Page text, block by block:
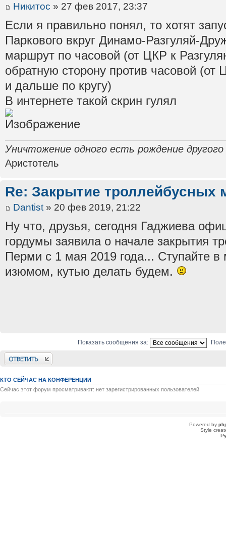
Никитос » 27 фев 2017, 23:37
Если я правильно понял, то хотят
Паркового вкруг Динамо-Разгуляй-
маршрут по часовой (от ЦКР к
обратную сторону против часовой
и дальше по кругу)
В интернете такой скрин гулял
Уничтожение одного есть рождение другого
Аристотель
Re: Закрытие троллейбусных
Dantist » 20 фев 2019, 21:22
Ну что, друзья, сегодня Гаджиева
гордумы заявила о начале закрытия
Перми с 1 мая 2019 года... Ступайте в
изюмом, кутью делать будем.
Показать сообщения за:
Ответить
КТО СЕЙЧАС НА КОНФЕРЕНЦИИ
Сейчас этот форум просматривают: нет зарегистрированных пользователей
Powered by
Style